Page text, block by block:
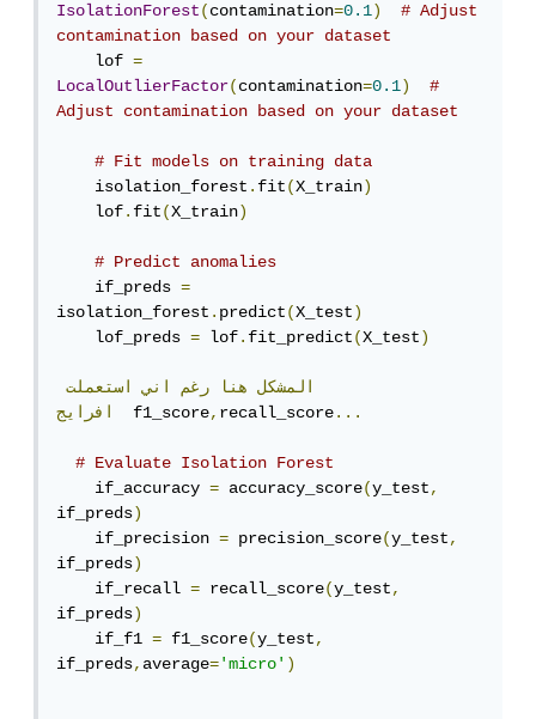
IsolationForest(contamination=0.1)
# Adjust
contamination based on your dataset
lof =
LocalOutlierFactor(contamination=0.1)
#
Adjust contamination based on your dataset
# Fit models on training data
isolation_forest.fit(X_train)
lof.fit(X_train)
# Predict anomalies
if_preds =
isolation_forest.predict(X_test)
lof_preds = lof.fit_predict(X_test)
المشكل هنا رغم اني
استعملت
افرايج
f1_score,recall_score...
# Evaluate Isolation Forest
if_accuracy = accuracy_score(y_test,
if_preds)
if_precision = precision_score(y_test,
if_preds)
if_recall = recall_score(y_test,
if_preds)
if_f1 = f1_score(y_test,
if_preds,average='micro')